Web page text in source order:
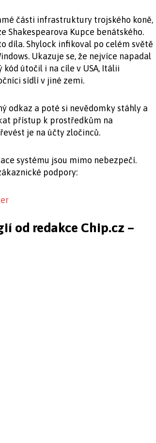
části infrastruktury trojského koně,
Shakespearova Kupce benátského.
díla. Shylock infikoval po celém světě
Ukazuje se, že nejvíce napadal
útočil i na cíle v USA, Itálii
sídlí v jiné zemi.
odkaz a poté si nevědomky stáhly a
přístup k prostředkům na
je na účty zločinců.
systému jsou mimo nebezpečí.
podpory:
od redakce Chip.cz –